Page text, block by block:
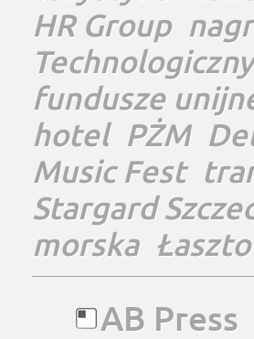
HR Group
Technologiczny
fundusze
hotel PŻM
Music Fest
Stargard
morska
AB Press